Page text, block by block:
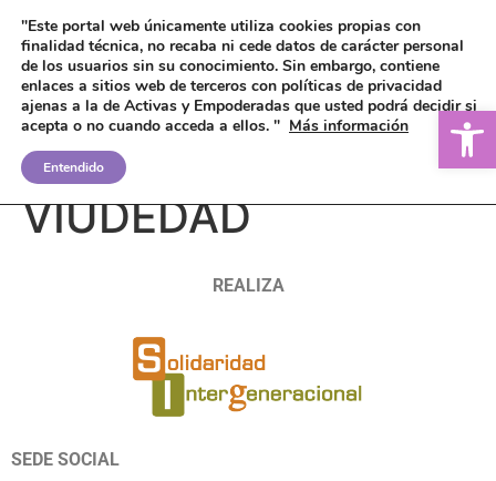
PENSIÓN DE
VIUDEDAD
REALIZA
SEDE SOCIAL
"Este portal web únicamente utiliza cookies propias con
finalidad técnica, no recaba ni cede datos de carácter personal
de los usuarios sin su conocimiento. Sin embargo, contiene
enlaces a sitios web de terceros con políticas de privacidad
ajenas a la de Activas y Empoderadas que usted podrá decidir si
acepta o no cuando acceda a ellos. " Más información
Entendido